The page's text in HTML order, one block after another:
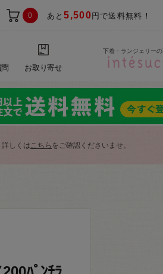
0 あと5,500 円で送料無料！
お取り寄せ
下着・ランジェリー
しくはこちら をご確認くださいませ。